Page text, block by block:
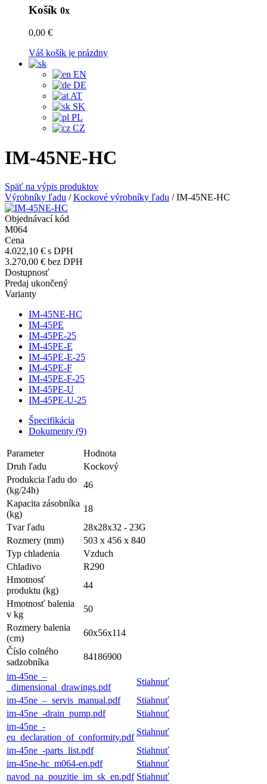
Košík 0x
0,00 €
Váš košík je prázdny
EN
DE
AT
SK
PL
CZ
IM-45NE-HC
Späť na výpis produktov
Výrobníky ľadu /Kockové výrobníky ľadu /IM-45NE-HC
Objednávací kód
M064
Cena
4.022,10 € s DPH
3.270,00 € bez DPH
Dostupnosť
Predaj ukončený
Varianty
IM-45NE-HC
IM-45PE
IM-45PE-25
IM-45PE-E
IM-45PE-E-25
IM-45PE-F
IM-45PE-F-25
IM-45PE-U
IM-45PE-U-25
Špecifikácia
Dokumenty (9)
Parameter
Hodnota
Druh ľadu
Kockový
Produkcia ľadu do
(kg/24h)
46
Kapacita zásobníka
(kg)
18
Tvar ľadu
28x28x32 - 23G
Rozmery (mm)
503 x 456 x 840
Typ chladenia
Vzduch
Chladivo
R290
Hmotnosť
produktu (kg)
44
Hmotnosť balenia
v kg
50
Rozmery balenia
(cm)
60x56x114
Číslo colného
sadzobníka
84186900
im-45ne_–
_dimensional_drawings.pdf
Stiahnuť
im-45ne_–_servis_manual.pdf
Stiahnuť
im-45ne_-drain_pump.pdf
Stiahnuť
im-45ne_-
eu_declaration_of_conformity.pdf
Stiahnuť
im-45ne_-parts_list.pdf
Stiahnuť
im-45ne-hc_m064-en.pdf
Stiahnuť
navod_na_pouzitie_im_sk_en.pdf Stiahnuť